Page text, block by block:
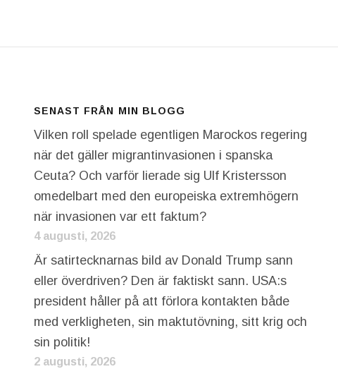
SENAST FRÅN MIN BLOGG
Vilken roll spelade egentligen Marockos regering
när det gäller migrantinvasionen i spanska
Ceuta? Och varför lierade sig Ulf Kristersson
omedelbart med den europeiska extremhögern
när invasionen var ett faktum?
4 augusti, 2026
Är satirtecknarnas bild av Donald Trump sann
eller överdriven? Den är faktiskt sann. USA:s
president håller på att förlora kontakten både
med verkligheten, sin maktutövning, sitt krig och
sin politik!
2 augusti, 2026